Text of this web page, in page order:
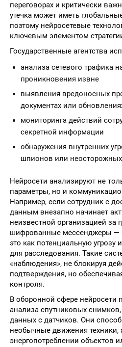
переговорах и критически
утечка может иметь
поэтому нейросетевые
ключевым элементом
Государственные агентства
анализа сетевого трафика
проникновения извне
выявления вредоносных
документах или
мониторинга действий
секретной информации
обнаружения внутренних
шпионов или
Нейросети анализируют не
параметры, но и
Например, если сотрудник с
данным внезапно начинает
неизвестной организацией за
шифрованные мессенджеры —
это как потенциальную
для расследования. Такие
«наблюдения», не блокируя
подтверждения, но
контроля.
В оборонной сфере нейросети
анализа спутниковых
данных с датчиков. Они
необычные движения техники,
энергопотреблении объектов